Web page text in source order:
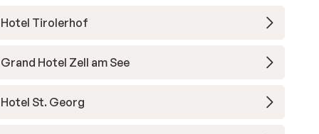
Hotel Tirolerhof
Grand Hotel Zell am See
Hotel St. Georg